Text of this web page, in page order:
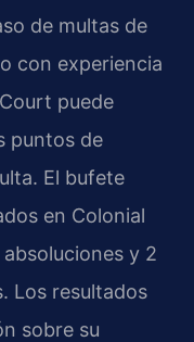
de multas de
con experiencia
puede
puntos de
El bufete
en Colonial
y 2
Los resultados
sobre su